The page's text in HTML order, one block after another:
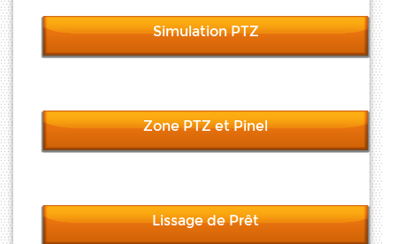
Simulation PTZ
Zone PTZ et Pinel
Lissage de Prêt